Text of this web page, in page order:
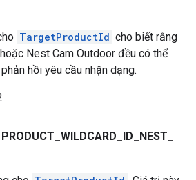
TargetProductId cho biết rằng
Nest Cam Outdoor đều có thể
hồi yêu cầu nhận dạng.
PRODUCT WILDCARD ID NEST